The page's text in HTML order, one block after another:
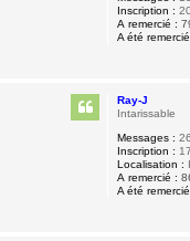
Inscription :
A remercié :
A été
Ray-J
Intarissable
Messages :
Inscription :
Localisation :
A remercié :
A été